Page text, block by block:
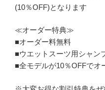
(10％OFF)となります
≪オーダー特典≫
■オーダー料無料
■ウエットスーツ用シャン
■全モデルが10％OFFでオ